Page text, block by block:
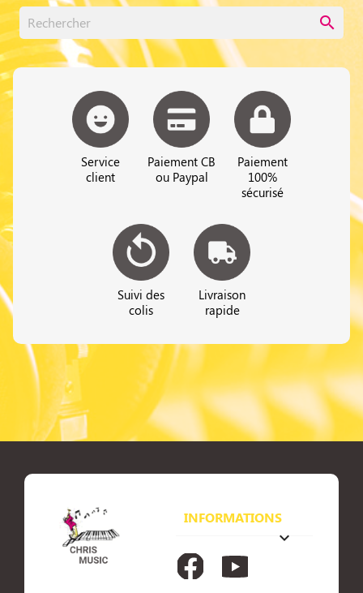
search
Service
client
Paiement CB
ou Paypal
Paiement
100%
sécurisé
Suivi des
colis
Livraison
rapide
INFORMATIONS
keyboard_arrow_down
FacebookYouTube